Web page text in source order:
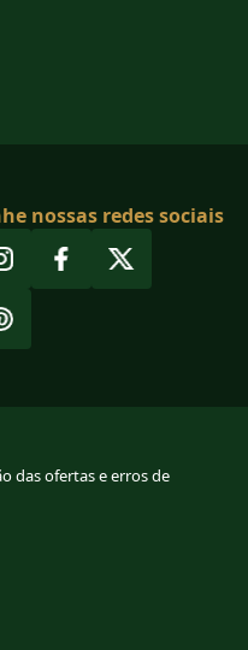
nossas redes sociais
das ofertas e erros de